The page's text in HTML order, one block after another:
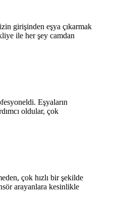
girişinden eşya çıkarmak
ile her şey camdan
Eşyaların
oldular, çok
çok hızlı bir şekilde
arayanlara kesinlikle